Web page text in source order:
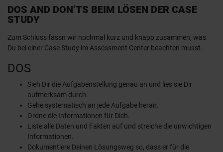
DOS AND DON’TS BEIM LÖSEN DER CASE
STUDY
Zum Schluss fassn wir nochmal kurz und knapp zusammen, was
Du bei einer Case Study im Assessment Center beachten musst.
DOS
Sieh Dir die Aufgabenstellung genau an und lies sie Dir
aufmerksam durch.
Gehe systematisch an jede Aufgabe heran.
Ordne die Informationen für Dich.
Liste alle Daten und Fakten auf und streiche die unwichtigen
Informationen.
Dokumentiere Deinen Lösungsweg so, dass er für die